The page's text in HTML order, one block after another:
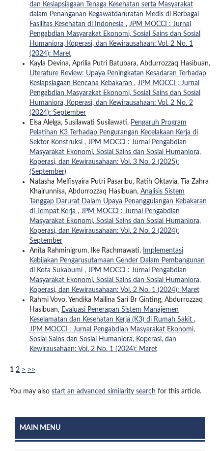
dan Kesiapsiagaan Tenaga Kesehatan serta Masyarakat
dalam Penanganan Kegawatdaruratan Medis di Berbagai
Fasilitas Kesehatan di Indonesia , JPM MOCCI : Jurnal
Pengabdian Masyarakat Ekonomi, Sosial Sains dan Sosial
Humaniora, Koperasi, dan Kewirausahaan: Vol. 2 No. 1
(2024): Maret
Kayla Devina, Aprilia Putri Batubara, Abdurrozzaq Hasibuan,
Literature Review: Upaya Peningkatan Kesadaran Terhadap
Kesiapsiagaan Bencana Kebakaran , JPM MOCCI : Jurnal
Pengabdian Masyarakat Ekonomi, Sosial Sains dan Sosial
Humaniora, Koperasi, dan Kewirausahaan: Vol. 2 No. 2
(2024): September
Elsa Alelga, Susilawati Susilawati, Pengaruh Program
Pelatihan K3 Terhadap Pengurangan Kecelakaan Kerja di
Sektor Konstruksi , JPM MOCCI : Jurnal Pengabdian
Masyarakat Ekonomi, Sosial Sains dan Sosial Humaniora,
Koperasi, dan Kewirausahaan: Vol. 3 No. 2 (2025):
(September)
Natasha Melfisyaira Putri Pasaribu, Ratih Oktavia, Tia Zahra
Khairunnisa, Abdurrozzaq Hasibuan, Analisis Sistem
Tanggap Darurat Dalam Upaya Penanggulangan Kebakaran
di Tempat Kerja , JPM MOCCI : Jurnal Pengabdian
Masyarakat Ekonomi, Sosial Sains dan Sosial Humaniora,
Koperasi, dan Kewirausahaan: Vol. 2 No. 2 (2024):
September
Anita Rahminigrum, Ike Rachmawati,
Implementasi
Kebijakan Pengarusutamaan Gender Dalam Pembangunan
di Kota Sukabumi , JPM MOCCI : Jurnal Pengabdian
Masyarakat Ekonomi, Sosial Sains dan Sosial Humaniora,
Koperasi, dan Kewirausahaan: Vol. 2 No. 1 (2024): Maret
Rahmi Vovo, Yendika Mailina Sari Br Ginting, Abdurrozzaq
Hasibuan, Evaluasi Penerapan Sistem Manajemen
Keselamatan dan Kesehatan Kerja (K3) di Rumah Sakit ,
JPM MOCCI : Jurnal Pengabdian Masyarakat Ekonomi,
Sosial Sains dan Sosial Humaniora, Koperasi, dan
Kewirausahaan: Vol. 2 No. 1 (2024): Maret
1 2 > >>
You may also start an advanced similarity search for this article.
MAIN MENU